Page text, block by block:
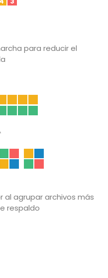
para reducir el
al agrupar archivos más
respaldo